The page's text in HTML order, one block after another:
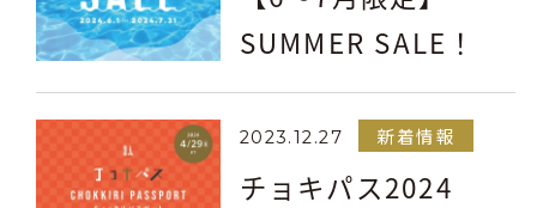
SUMMER SALE！
2023.12.27 新着情報
チョキパス2024